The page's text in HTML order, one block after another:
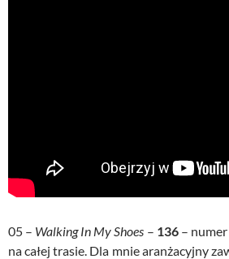
05 – Walking In My Shoes – 136– numer
na całej trasie. Dla mnie aranżacyjny